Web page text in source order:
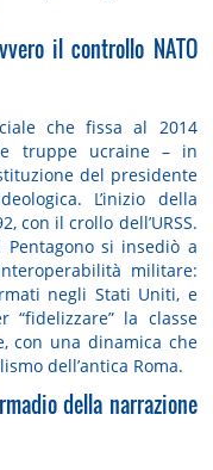
il controllo NATO
che fissa al 2014
truppe ucraine – in
del presidente
L’inizio della
con il crollo dell’URSS.
si insediò a
militare:
negli Stati Uniti, e
la classe
con una dinamica che
dell’antica Roma.
della narrazione